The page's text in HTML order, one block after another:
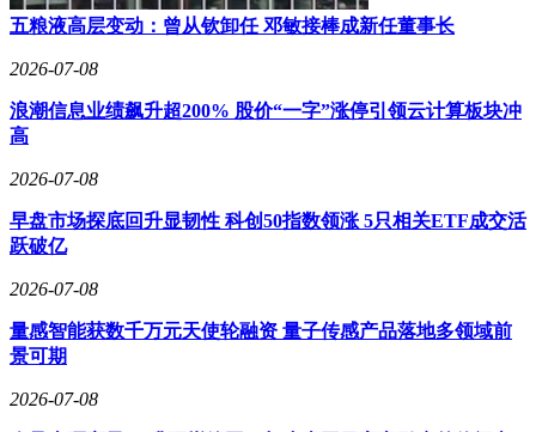
五粮液高层变动：曾从钦卸任 邓敏接棒成新任董事长
2026-07-08
浪潮信息业绩飙升超200% 股价“一字”涨停引领云计算板块冲
高
2026-07-08
早盘市场探底回升显韧性 科创50指数领涨 5只相关ETF成交活
跃破亿
2026-07-08
量感智能获数千万元天使轮融资 量子传感产品落地多领域前
景可期
2026-07-08